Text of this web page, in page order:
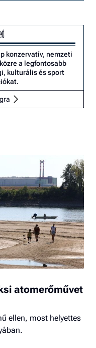
konzervatív, nemzeti
a legfontosabb
kulturális és sport
atomerőművet
ellen, most helyettes